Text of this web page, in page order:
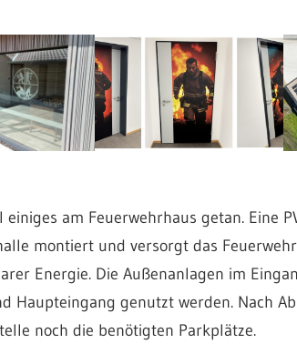
am Feuerwehrhaus getan. Eine
montiert und versorgt das
Energie. Die Außenanlagen im
Haupteingang genutzt werden. Nach
noch die benötigten Parkplätze.